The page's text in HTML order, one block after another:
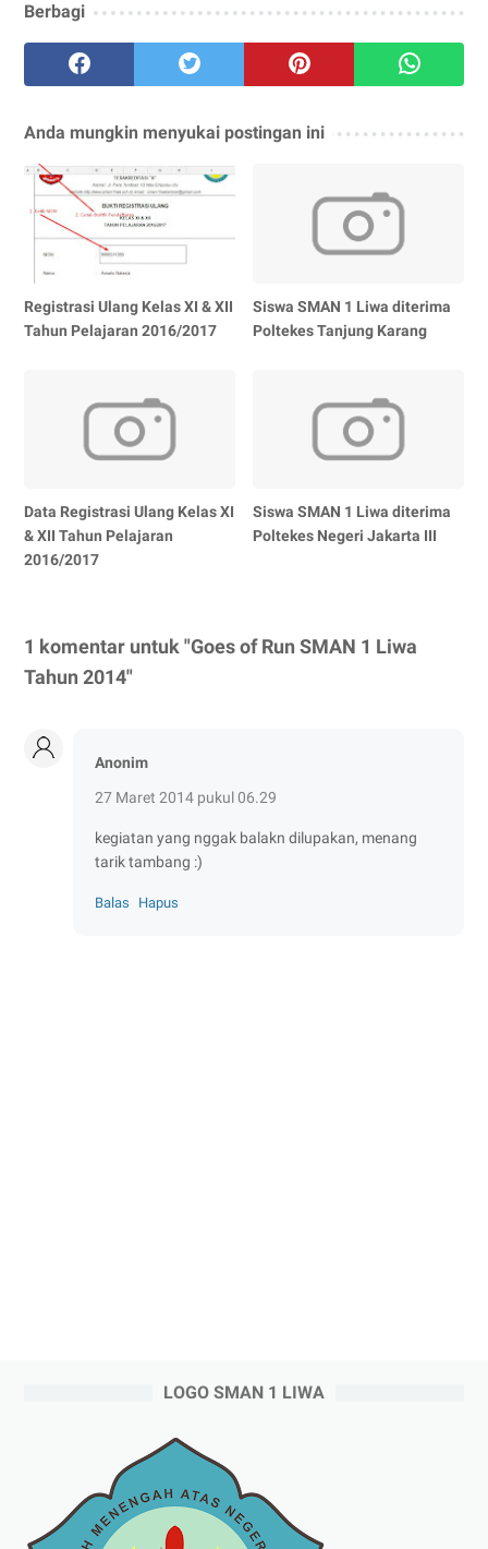
Berbagi
Anda mungkin menyukai postingan ini
Registrasi Ulang Kelas XI & XII
Tahun Pelajaran 2016/2017
Siswa SMAN 1 Liwa diterima
Poltekes Tanjung Karang
Data Registrasi Ulang Kelas XI
& XII Tahun Pelajaran
2016/2017
Siswa SMAN 1 Liwa diterima
Poltekes Negeri Jakarta III
1 komentar untuk "Goes of Run SMAN 1 Liwa
Tahun 2014"
Anonim
27 Maret 2014 pukul 06.29
kegiatan yang nggak balakn dilupakan, menang
tarik tambang :)
Balas Hapus
LOGO SMAN 1 LIWA